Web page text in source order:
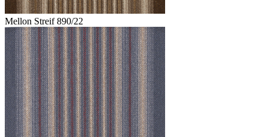
Mellon Streif 890/22